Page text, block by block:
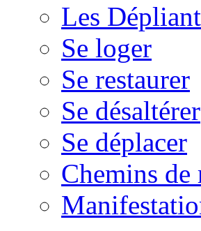
Les
Se loger
Se restaurer
Se désaltérer
Se déplacer
Chemins de